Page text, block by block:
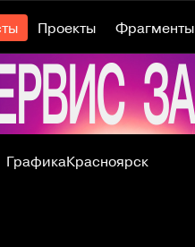
Проекты Фрагменты
ГрафикаКрасноярск